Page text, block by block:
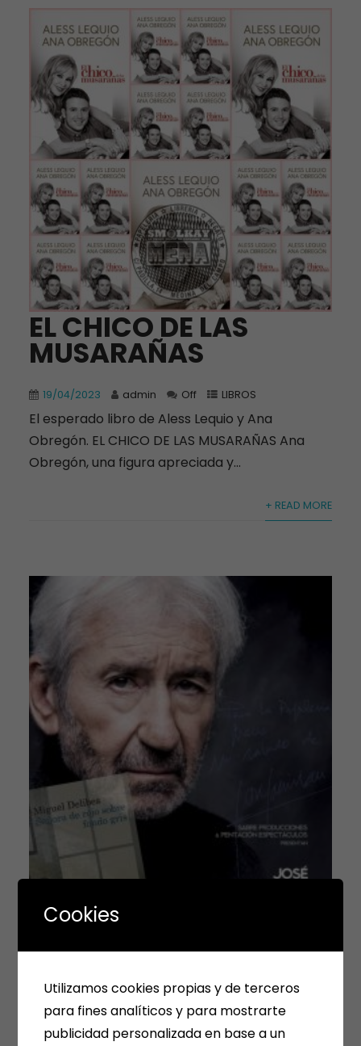
EL CHICO DE LAS
MUSARAÑAS
19/04/2023 admin Off LIBROS
El esperado libro de Aless Lequio y Ana
Obregón. EL CHICO DE LAS MUSARAÑAS Ana
Obregón, una figura apreciada y...
+ READ MORE
FERIA DEL LIBRO 2024.
MEDINA DEL CAMPO
Cookies
Utilizamos cookies propias y de terceros
para fines analíticos y para mostrarte
publicidad personalizada en base a un